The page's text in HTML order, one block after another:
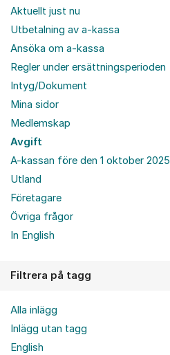
Aktuellt just nu
Utbetalning av a-kassa
Ansöka om a-kassa
Regler under ersättningsperioden
Intyg/Dokument
Mina sidor
Medlemskap
Avgift
A-kassan före den 1 oktober 2025
Utland
Företagare
Övriga frågor
In English
Filtrera på tagg
Alla inlägg
Inlägg utan tagg
English